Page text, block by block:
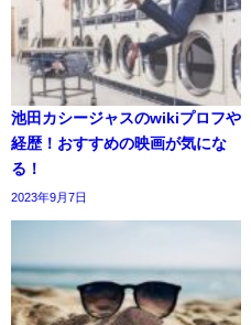
池田カシージャスのwikiプロフや
経歴！おすすめの映画が気にな
る！
2023年9月7日